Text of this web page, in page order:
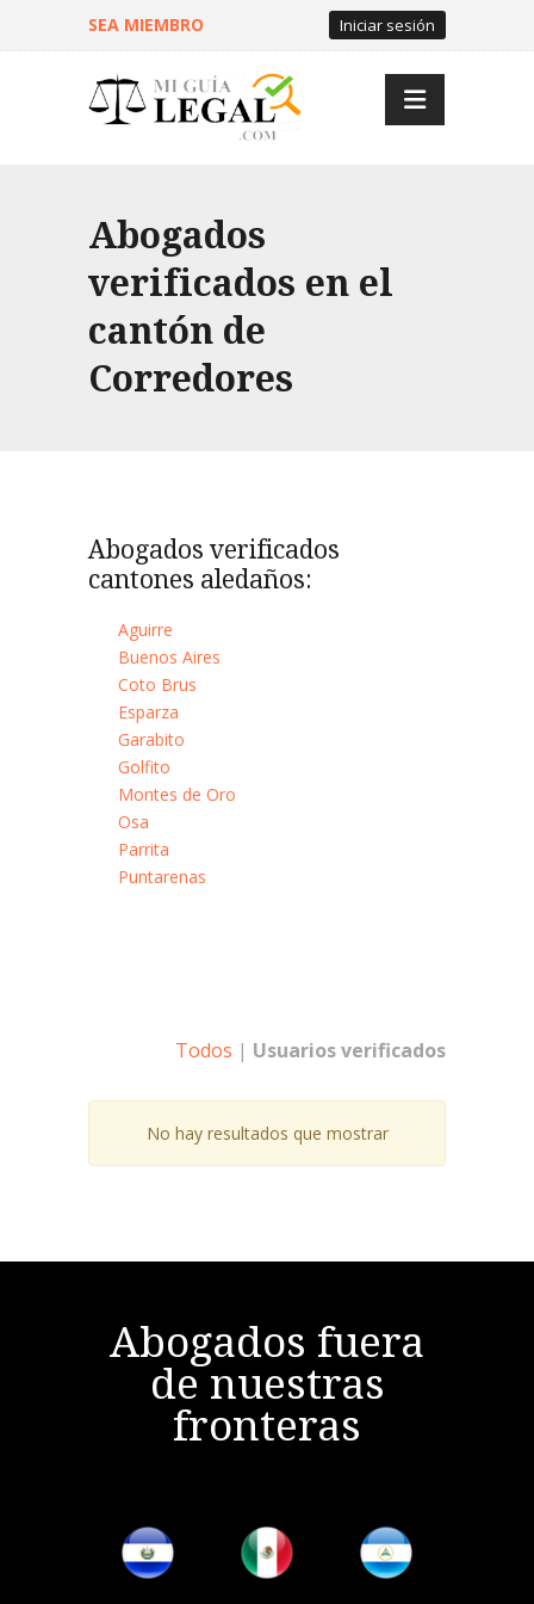
SEA MIEMBRO Iniciar sesión
Abogados
verificados en el
cantón de
Corredores
Abogados verificados
cantones aledaños:
Aguirre
Buenos Aires
Coto Brus
Esparza
Garabito
Golfito
Montes de Oro
Osa
Parrita
Puntarenas
Todos | Usuarios verificados
No hay resultados que mostrar
Abogados fuera
de nuestras
fronteras